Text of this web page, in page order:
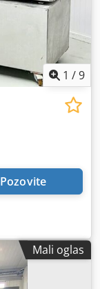
1 /9
Pozovite
Mali oglas